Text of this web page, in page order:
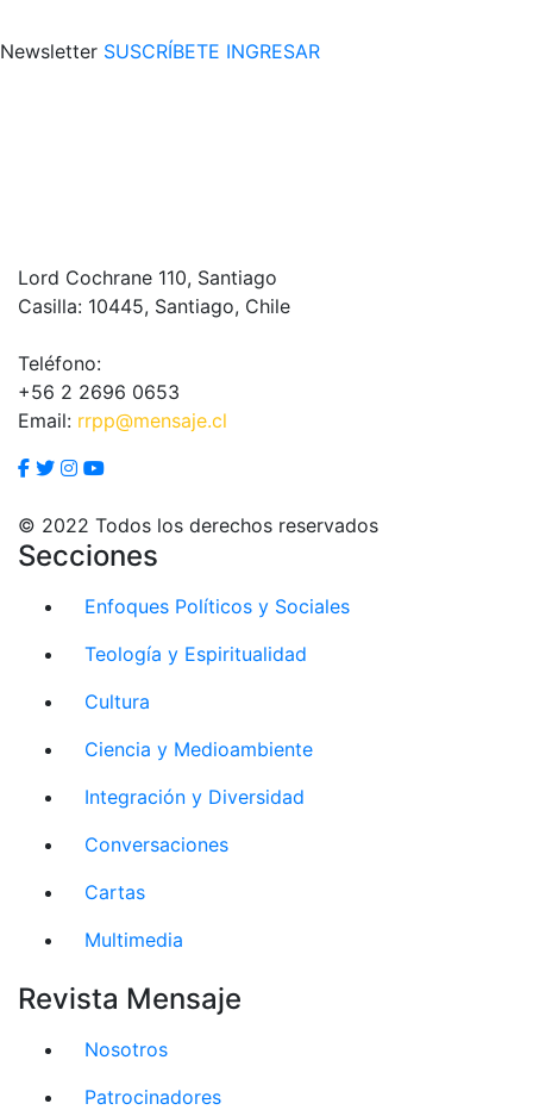
Newsletter SUSCRÍBETE INGRESAR
Lord Cochrane 110, Santiago
Casilla: 10445, Santiago, Chile
Teléfono:
+56 2 2696 0653
Email: rrpp@mensaje.cl
© 2022 Todos los derechos reservados
Secciones
Enfoques Políticos y Sociales
Teología y Espiritualidad
Cultura
Ciencia y Medioambiente
Integración y Diversidad
Conversaciones
Cartas
Multimedia
Revista Mensaje
Nosotros
Patrocinadores